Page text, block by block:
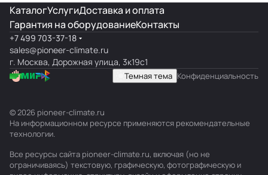
КаталогУслугиДоставка и оплата
Гарантия на оборудованиеКонтакты
+7 499 703-37-18
sales@pioneer-climate.ru
г. Москва, Дорожная улица, 3к19с1
Темная тема Конфиденциальность
© 2026 pioneer-climate.ru
На информационном ресурсе применяются рекомендательные
технологии.
Все ресурсы сайта pioneer-climate.ru, включая (но не
ограничиваясь) текстовую, графическую, фотографическую и